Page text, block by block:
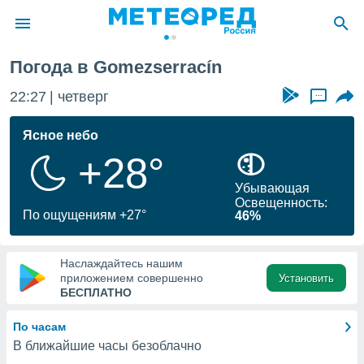
о
Вы можете
к этому
доступ
Погода в Gomezserracín
22:27 четверг ...
Ясное небо
+28°
По ощущениям +27°
Убывающая
Освещенность:
46%
Наслаждайтесь нашим
приложением совершенно
БЕСПЛАТНО
Установить
По часам
В ближайшие часы безоблачно